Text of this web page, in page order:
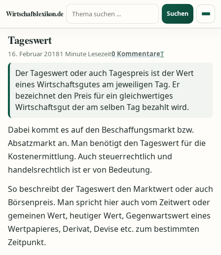
Zum Inhalt springen
Wirtschaftslexikon.de
Suche nach:
Suchen
Tageswert
16. Februar 20181 Minute Lesezeit0 KommentareT
Der Tageswert oder auch Tagespreis ist der Wert
eines Wirtschaftsgutes am jeweiligen Tag. Er
bezeichnet den Preis für ein gleichwertiges
Wirtschaftsgut der am selben Tag bezahlt wird.
Dabei kommt es auf den Beschaffungsmarkt bzw.
Absatzmarkt an. Man benötigt den Tageswert für die
Kostenermittlung. Auch steuerrechtlich und
handelsrechtlich ist er von Bedeutung.
So beschreibt der Tageswert den Marktwert oder auch
Börsenpreis. Man spricht hier auch vom Zeitwert oder
gemeinen Wert, heutiger Wert, Gegenwartswert eines
Wertpapieres, Derivat, Devise etc. zum bestimmten
Zeitpunkt.